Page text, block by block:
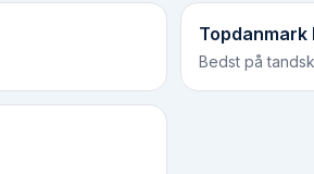
Topdanmark
Bedst på